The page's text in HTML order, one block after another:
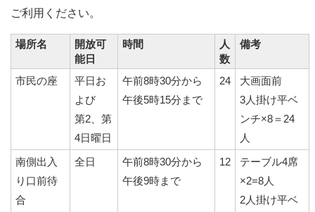
ご利用ください。
場所名
開放可
能日
時間
人
数
備考
市民の座
平日お
よび
第2、第
4日曜日
午前8時30分から
午後5時15分まで
24
大画面前
3人掛け平ベ
ンチ×8＝24
人
南側出入
り口前待
合
全日
午前8時30分から
午後9時まで
12
テーブル4席
×2=8人
2人掛け平ベ